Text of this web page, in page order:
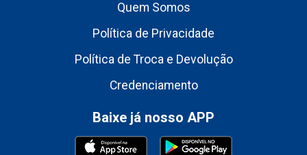
Quem Somos
Política de Privacidade
Política de Troca e Devolução
Credenciamento
Baixe já nosso APP